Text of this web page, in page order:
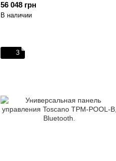
56 048 грн
В наличии
3